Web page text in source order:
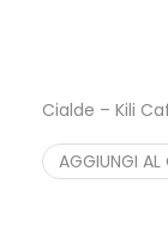
Cialde – Kili
AGGIUNGI AL